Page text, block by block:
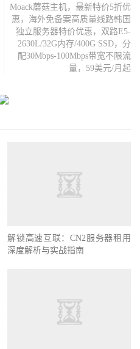
Moack蘑菇主机，最新特价5折优
惠，海外免备案高质量线路韩国
独立服务器特价优惠，双路E5-
2630L/32G内存/400G SSD，分
配30Mbps-100Mbps带宽不限流
量，59美元/月起
解锁高速互联：CN2服务器租用
深度解析与实战指南